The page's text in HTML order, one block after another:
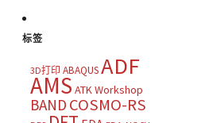
标签
3D打印 ABAQUSADF
AMS ATK Workshop
BAND COSMO-RS